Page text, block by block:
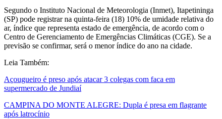
Segundo o Instituto Nacional de Meteorologia (Inmet), Itapetininga
(SP) pode registrar na quinta-feira (18) 10% de umidade relativa do
ar, índice que representa estado de emergência, de acordo com o
Centro de Gerenciamento de Emergências Climáticas (CGE). Se a
previsão se confirmar, será o menor índice do ano na cidade.
Leia Também:
Açougueiro é preso após atacar 3 colegas com faca em
supermercado de Jundiaí
CAMPINA DO MONTE ALEGRE: Dupla é presa em flagrante
após latrocínio